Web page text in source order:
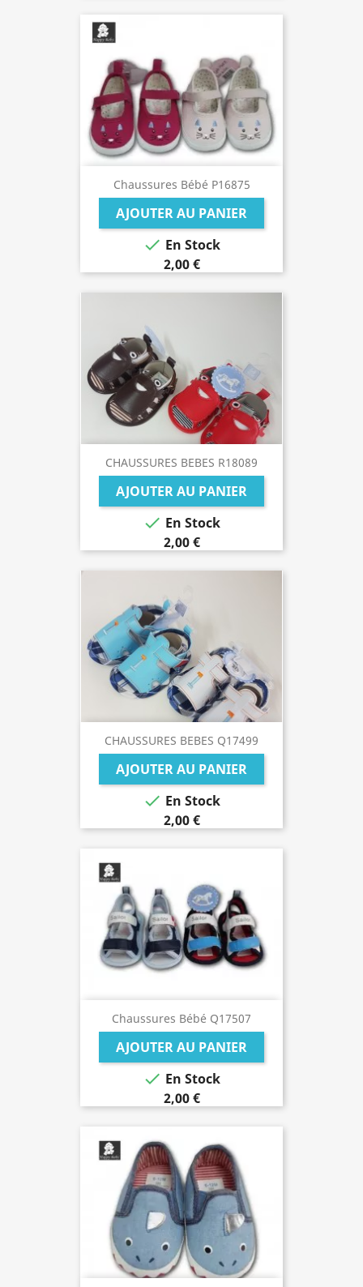
Chaussures Bébé P16875
AJOUTER AU PANIER
 En Stock
2,00 €
CHAUSSURES BEBES R18089
AJOUTER AU PANIER
 En Stock
2,00 €
CHAUSSURES BEBES Q17499
AJOUTER AU PANIER
 En Stock
2,00 €
Chaussures Bébé Q17507
AJOUTER AU PANIER
 En Stock
2,00 €